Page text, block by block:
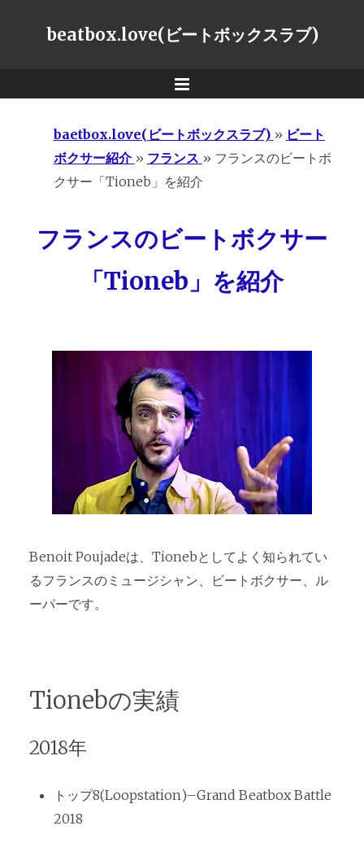
beatbox.love(ビートボックスラブ)
Menu
baetbox.love(ビートボックスラブ) » ビート
ボクサー紹介 » フランス » フランスのビートボ
クサー「Tioneb」を紹介
フランスのビートボクサー
「Tioneb」を紹介
Benoit Poujadeは、Tionebとしてよく知られてい
るフランスのミュージシャン、ビートボクサー、ル
ーパーです。
Tionebの実績
2018年
トップ8(Loopstation)–Grand Beatbox Battle
2018